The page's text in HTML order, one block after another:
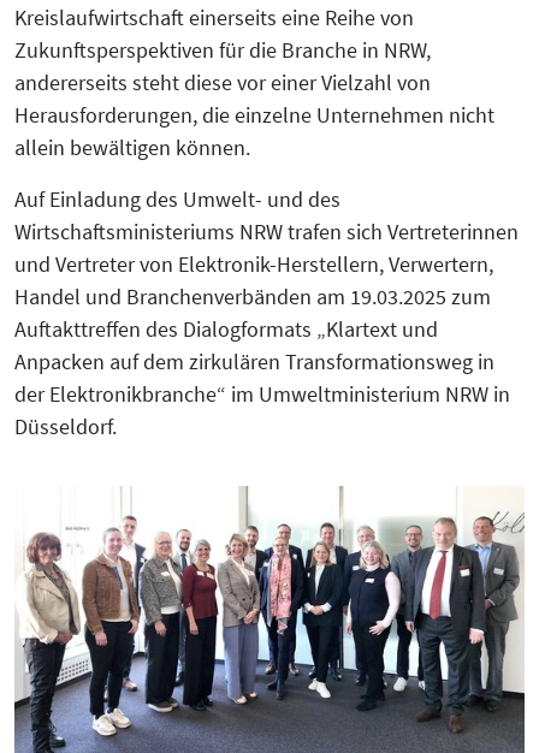
Kreislaufwirtschaft einerseits eine Reihe von
Zukunftsperspektiven für die Branche in NRW,
andererseits steht diese vor einer Vielzahl von
Herausforderungen, die einzelne Unternehmen nicht
allein bewältigen können.
Auf Einladung des Umwelt- und des
Wirtschaftsministeriums NRW trafen sich Vertreterinnen
und Vertreter von Elektronik-Herstellern, Verwertern,
Handel und Branchenverbänden am 19.03.2025 zum
Auftakttreffen des Dialogformats „Klartext und
Anpacken auf dem zirkulären Transformationsweg in
der Elektronikbranche“ im Umweltministerium NRW in
Düsseldorf.